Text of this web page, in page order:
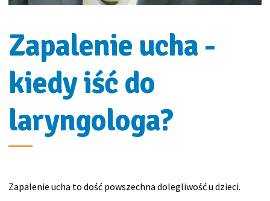
Zapalenie ucha -
kiedy iść do
laryngologa?
Zapalenie ucha to dość powszechna dolegliwość u dzieci.